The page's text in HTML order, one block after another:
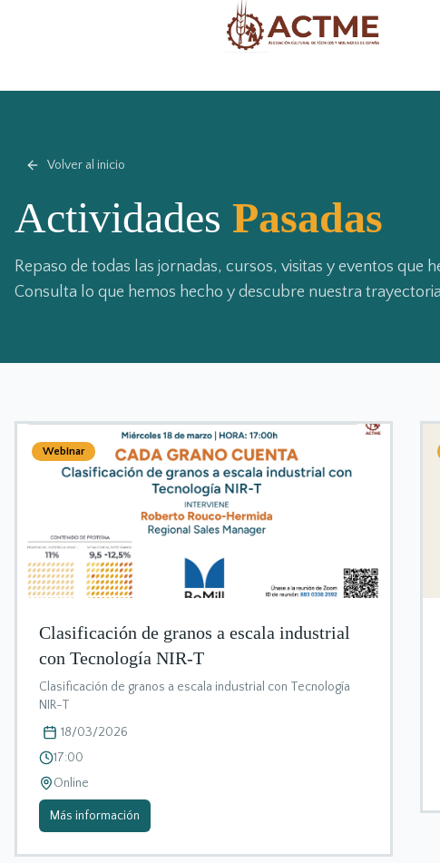
Volver al inicio
Actividades Pasadas
Repaso de todas las jornadas, cursos, visitas y eventos que
Consulta lo que hemos hecho y descubre nuestra
Webinar
Clasificación de granos a escala industrial
con Tecnología NIR-T
Clasificación de granos a escala industrial con Tecnología
NIR-T
18/03/2026
17:00
Online
Más información